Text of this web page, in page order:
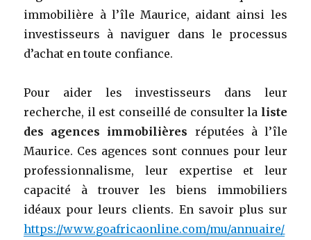
immobilière à l’île Maurice, aidant ainsi les
investisseurs à naviguer dans le processus
d’achat en toute confiance.
Pour aider les investisseurs dans leur
recherche, il est conseillé de consulter la liste
des agences immobilières réputées à l’île
Maurice. Ces agences sont connues pour leur
professionnalisme, leur expertise et leur
capacité à trouver les biens immobiliers
idéaux pour leurs clients. En savoir plus sur
https://www.goafricaonline.com/mu/annuaire/